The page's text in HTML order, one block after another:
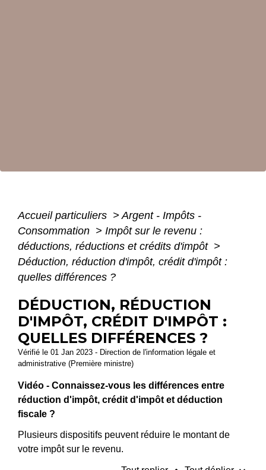
Accueil particuliers > Argent - Impôts -
Consommation > Impôt sur le revenu :
déductions, réductions et crédits d'impôt >
Déduction, réduction d'impôt, crédit d'impôt :
quelles différences ?
DÉDUCTION, RÉDUCTION
D'IMPÔT, CRÉDIT D'IMPÔT :
QUELLES DIFFÉRENCES ?
Vérifié le 01 Jan 2023 - Direction de l'information légale et
administrative (Première ministre)
Vidéo - Connaissez-vous les différences entre
réduction d'impôt, crédit d'impôt et déduction
fiscale ?
Plusieurs dispositifs peuvent réduire le montant de
votre impôt sur le revenu.